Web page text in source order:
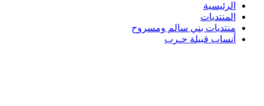
الرئيسية
المنتديات
منتديات بني سالم ومسروح
أنساب قبيلة حـرب